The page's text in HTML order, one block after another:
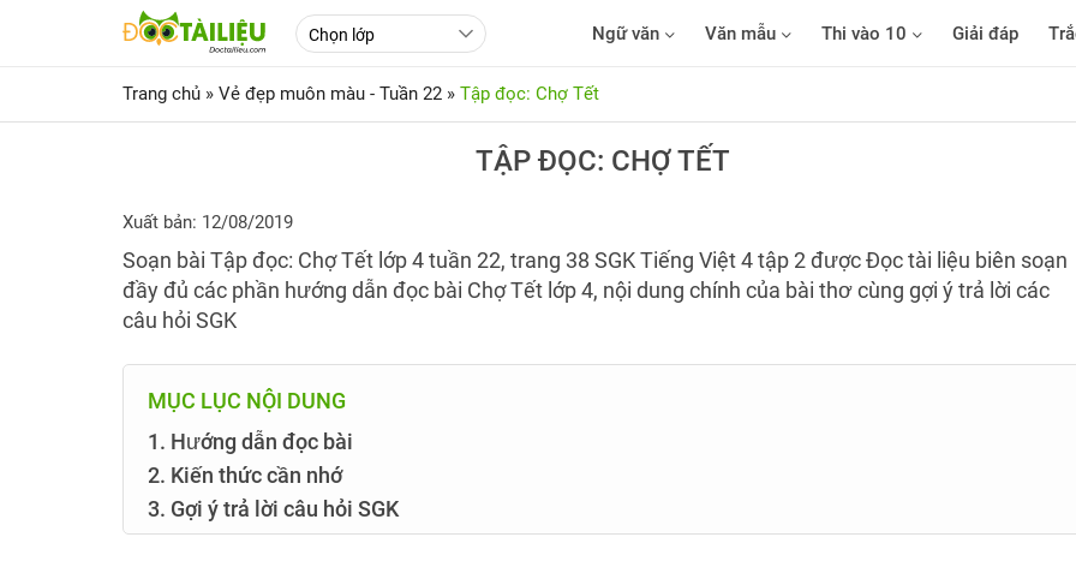
Ngữ văn Văn mẫu Thi vào 10 Giải đáp
Trang chủ » Vẻ đẹp muôn màu - Tuần 22 » Tập đọc: Chợ Tết
TẬP ĐỌC: CHỢ TẾT
Xuất bản: 12/08/2019
Soạn bài Tập đọc: Chợ Tết lớp 4 tuần 22, trang 38 SGK Tiếng Việt 4 tập 2 được Đọc tài liệu biên soạn
đầy đủ các phần hướng dẫn đọc bài Chợ Tết lớp 4, nội dung chính của bài thơ cùng gợi ý trả lời các
câu hỏi SGK
MỤC LỤC NỘI DUNG
1. Hướng dẫn đọc bài
2. Kiến thức cần nhớ
3. Gợi ý trả lời câu hỏi SGK